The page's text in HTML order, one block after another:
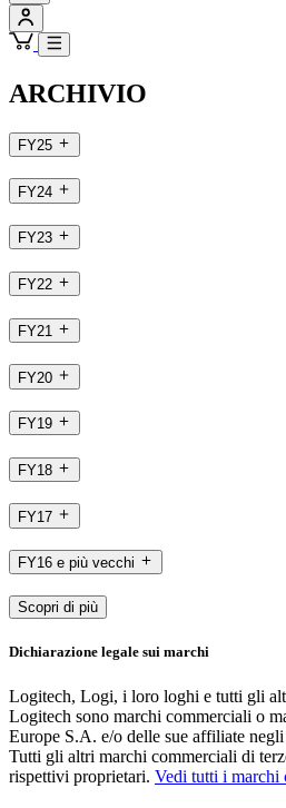
ARCHIVIO
FY25
FY24
FY23
FY22
FY21
FY20
FY19
FY18
FY17
FY16 e più vecchi
Scopri di più
Dichiarazione legale sui marchi
Logitech, Logi, i loro loghi e tutti gli
Logitech sono marchi commerciali o
Europe S.A. e/o delle sue affiliate
Tutti gli altri marchi commerciali di
rispettivi proprietari. Vedi tutti i marchi